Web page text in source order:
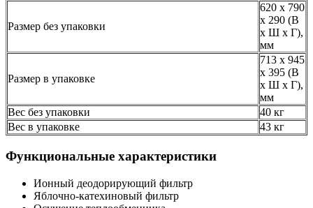
Размер без упаковки
620 x 790
x 290 (В
х Ш х Г),
мм
Размер в упаковке
713 x 945
x 395 (В
х Ш х Г),
мм
Вес без упаковки
40 кг
Вес в упаковке
43 кг
Функциональные характеристики
Ионный деодорирующий фильтр
Яблочно-катехиновый фильтр